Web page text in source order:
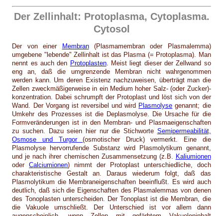
Der Zellinhalt: Protoplasma, Cytoplasma.
Cytosol
Der von einer Membran(Plasmamembran oder Plasmalemma)
umgebene "lebende" Zellinhalt ist das Plasma (= Protoplasma). Man
nennt es auch den Protoplasten. Meist liegt dieser der Zellwand so
eng an, daß die umgrenzende Membran nicht wahrgenommen
werden kann. Um deren Existenz nachzuweisen, überträgt man die
Zellen zweckmäßigerweise in ein Medium hoher Salz- (oder Zucker)-
konzentration. Dabei schrumpft der Protoplast und löst sich von der
Wand. Der Vorgang ist reversibel und wird Plasmolyse genannt; die
Umkehr des Prozesses ist die Deplasmolyse. Die Ursache für die
Formveränderungen ist in den Membran- und Plasmaeigenschaften
zu suchen. Dazu seien hier nur die Stichworte Semipermeabilität,
Osmose und Turgor(osmotischer Druck) vermerkt. Eine die
Plasmolyse hervorrufende Substanz wird Plasmolytikum genannt,
und je nach ihrer chemischen Zusammensetzung (z.B. Kaliumionen
oderCalciumionen) nimmt der Protoplast unterschiedliche, doch
charakteristische Gestalt an. Daraus wiederum folgt, daß das
Plasmolytikum die Membraneigenschaften beeinflußt. Es wird auch
deutlich, daß sich die Eigenschaften des Plasmalemmas von denen
des Tonoplasten unterscheiden. Der Tonoplast ist die Membran, die
die Vakuole umschließt. Der Unterschied ist vor allem dann